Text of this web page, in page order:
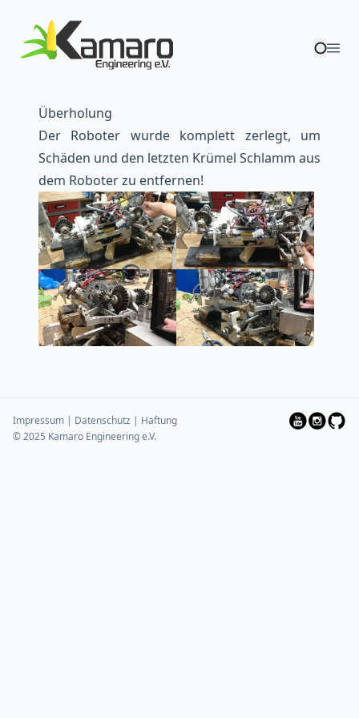
Überholung
Der Roboter wurde komplett zerlegt, um
Schäden und den letzten Krümel Schlamm aus
dem Roboter zu entfernen!
Impressum | Datenschutz | Haftung
© 2025 Kamaro Engineering e.V.